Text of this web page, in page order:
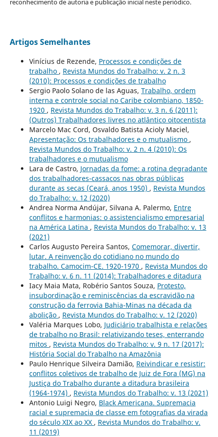
Artigos Semelhantes
Vinícius de Rezende, Processos e condições de
trabalho , Revista Mundos do Trabalho: v. 2 n. 3
(2010): Processos e condições de trabalho
Sergio Paolo Solano de las Aguas, Trabalho, ordem
interna e controle social no Caribe colombiano, 1850-
1920 , Revista Mundos do Trabalho: v. 3 n. 6 (2011):
(Outros) Trabalhadores livres no atlântico oitocentista
Marcelo Mac Cord, Osvaldo Batista Acioly Maciel,
Apresentação: Os trabalhadores e o mutualismo ,
Revista Mundos do Trabalho: v. 2 n. 4 (2010): Os
trabalhadores e o mutualismo
Lara de Castro, Jornadas da fome: a rotina degradante
dos trabalhadores-cassacos nas obras públicas
durante as secas (Ceará, anos 1950) , Revista Mundos
do Trabalho: v. 12 (2020)
Andrea Norma Andújar, Silvana A. Palermo, Entre
conflitos e harmonias: o assistencialismo empresarial
na América Latina , Revista Mundos do Trabalho: v. 13
(2021)
Carlos Augusto Pereira Santos, Comemorar, divertir,
lutar. A reinvenção do cotidiano no mundo do
trabalho. Camocim-CE. 1920-1970 , Revista Mundos do
Trabalho: v. 6 n. 11 (2014): Trabalhadores e ditadura
Iacy Maia Mata, Robério Santos Souza, Protesto,
insubordinação e reminiscências da escravidão na
construção da ferrovia Bahia-Minas na década da
abolição , Revista Mundos do Trabalho: v. 12 (2020)
Valéria Marques Lobo, Judiciário trabalhista e relações
de trabalho no Brasil: relativizando teses, enterrando
mitos , Revista Mundos do Trabalho: v. 9 n. 17 (2017):
História Social do Trabalho na Amazônia
Paulo Henrique Silveira Damião, Reivindicar e resistir:
conflitos coletivos de trabalho de Juiz de Fora (MG) na
Justiça do Trabalho durante a ditadura brasileira
(1964-1974) , Revista Mundos do Trabalho: v. 13 (2021)
Antonio Luigi Negro, Black Americana. Supremacia
racial e supremacia de classe em fotografias da virada
do século XIX ao XX , Revista Mundos do Trabalho: v.
11 (2019)